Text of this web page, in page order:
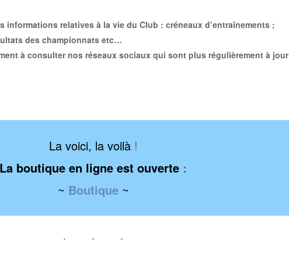
informations relatives à la vie du Club : créneaux d’entraînements ;
des championnats etc…
à consulter nos réseaux sociaux qui sont plus régulièrement à jour
La voici, la voilà!
La boutique en ligne est ouverte :
~ Boutique ~